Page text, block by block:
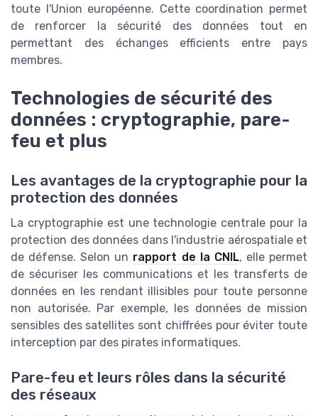
toute l'Union européenne. Cette coordination permet
de renforcer la sécurité des données tout en
permettant des échanges efficients entre pays
membres.
Technologies de sécurité des
données : cryptographie, pare-
feu et plus
Les avantages de la cryptographie pour la
protection des données
La cryptographie est une technologie centrale pour la
protection des données dans l'industrie aérospatiale et
de défense. Selon un rapport de la CNIL, elle permet
de sécuriser les communications et les transferts de
données en les rendant illisibles pour toute personne
non autorisée. Par exemple, les données de mission
sensibles des satellites sont chiffrées pour éviter toute
interception par des pirates informatiques.
Pare-feu et leurs rôles dans la sécurité
des réseaux